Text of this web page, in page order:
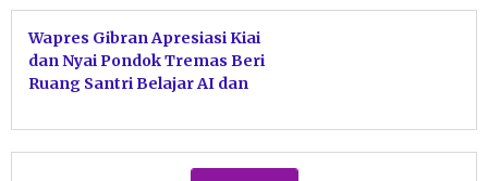
Wapres Gibran Apresiasi Kiai
dan Nyai Pondok Tremas Beri
Ruang Santri Belajar AI dan